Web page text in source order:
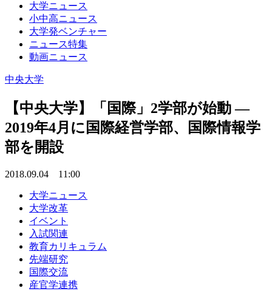
大学ニュース
小中高ニュース
大学発ベンチャー
ニュース特集
動画ニュース
中央大学
【中央大学】「国際」2学部が始動 —
2019年4月に国際経営学部、国際情報学
部を開設
2018.09.04 11:00
大学ニュース
大学改革
イベント
入試関連
教育カリキュラム
先端研究
国際交流
産官学連携